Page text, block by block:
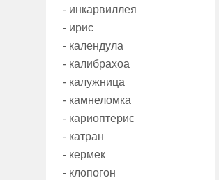
- инкарвиллея
- ирис
- календула
- калибрахоа
- калужница
- камнеломка
- кариоптерис
- катран
- кермек
- клопогон